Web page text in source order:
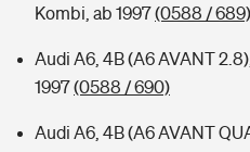
Kombi, ab 1997(0588 / 689)
Audi A6, 4B (A6 AVANT
1997(0588 / 690)
Audi A6, 4B (A6 AVANT